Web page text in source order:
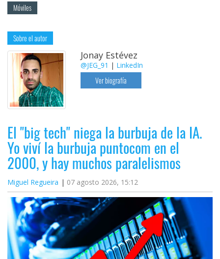
Móviles
Sobre el autor
Jonay Estévez
@JEG_91 | LinkedIn
Ver biografía
El "big tech" niega la burbuja de la IA.
Yo viví la burbuja puntocom en el
2000, y hay muchos paralelismos
Miguel Regueira 07 agosto 2026, 15:12